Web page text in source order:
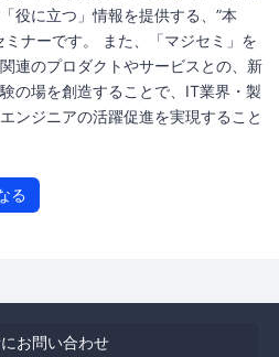
役に立つ」情報を提供する、”本
ミナーです。 また、「マジセミ」を
連のプロダクトやサービスとの、新
の場を創造することで、IT業界・製
ンジニアの活躍促進を実現すること
る
お問い合わせ